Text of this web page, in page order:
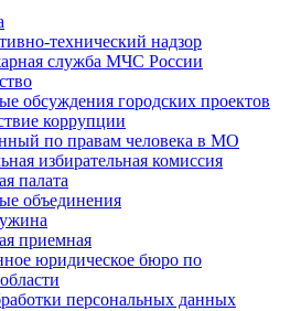
технический надзор
служба МЧС России
обсуждения городских проектов
коррупции
по правам человека в МО
избирательная комиссия
палата
объединения
приемная
юридическое бюро по
персональных данных